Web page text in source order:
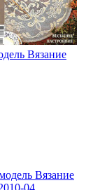
Вязание
Вязание
04